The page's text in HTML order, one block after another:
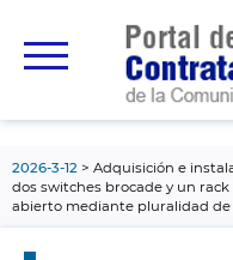
principal
2026-3-12
Adquisición e
dos switches brocade y un
abierto mediante pluralidad de